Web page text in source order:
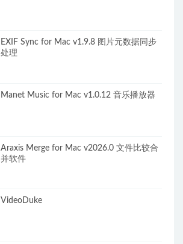
EXIF Sync for Mac v1.9.8 图片元数据同步
处理
Manet Music for Mac v1.0.12 音乐播放器
Araxis Merge for Mac v2026.0 文件比较合
并软件
VideoDuke